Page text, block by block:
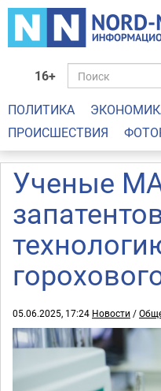
16+
ПОЛИТИКА
ПРОИСШЕСТВИЯ
Ученые
05.06.2025, 17:24 Новости /